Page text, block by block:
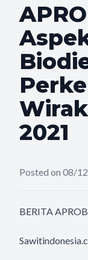
2021
Posted on 08/
BERITA